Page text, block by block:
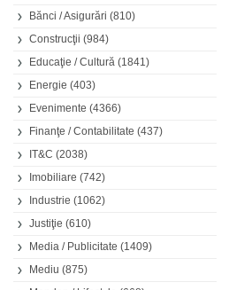
Bănci / Asigurări (810)
Construcţii (984)
Educaţie / Cultură (1841)
Energie (403)
Evenimente (4366)
Finanţe / Contabilitate (437)
IT&C (2038)
Imobiliare (742)
Industrie (1062)
Justiţie (610)
Media / Publicitate (1409)
Mediu (875)